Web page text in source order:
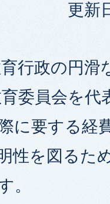
更新
行政の円滑
委員会を
に要する経
性を図るた
。